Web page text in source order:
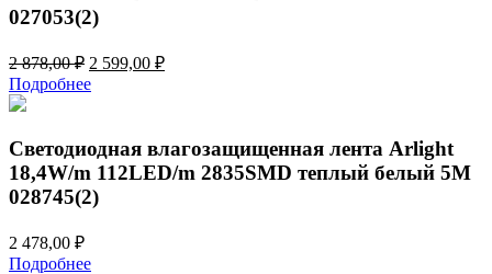
027053(2)
2 878,00₽ Первоначальная
цена
составляла
2 599,00 ₽Текущая
Подробнее
Светодиодная влагозащищенная лента Arlight
18,4W/m 112LED/m 2835SMD теплый белый 5M
028745(2)
2 478,00 ₽
Подробнее